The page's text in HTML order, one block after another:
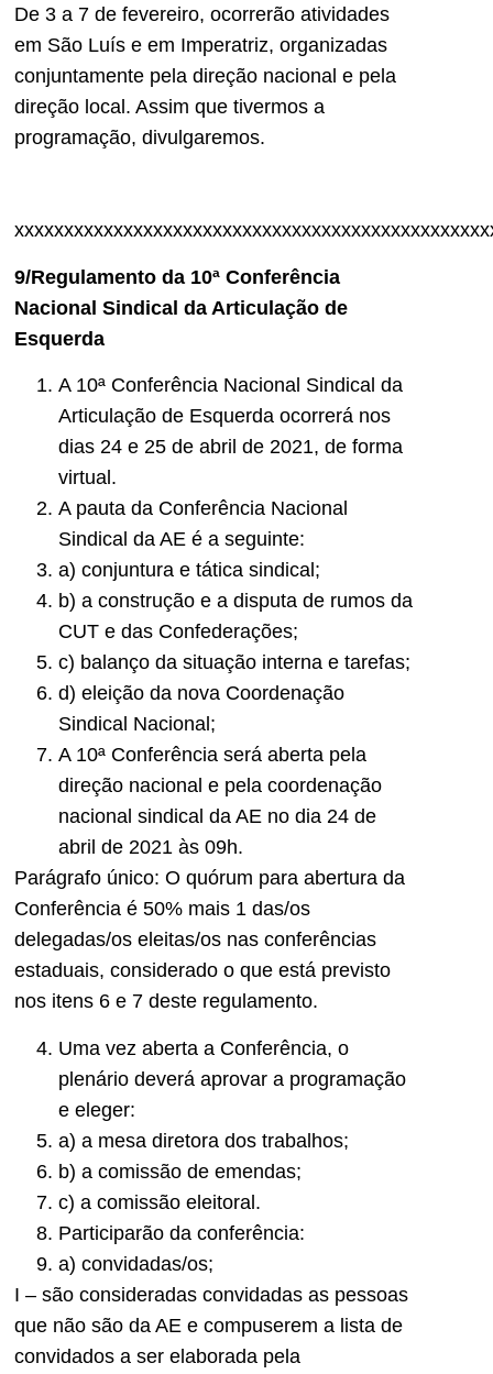
De 3 a 7 de fevereiro, ocorrerão atividades
em São Luís e em Imperatriz, organizadas
conjuntamente pela direção nacional e pela
direção local. Assim que tivermos a
programação, divulgaremos.
9/Regulamento da 10ª Conferência
Nacional Sindical da Articulação de
Esquerda
A 10ª Conferência Nacional Sindical da
Articulação de Esquerda ocorrerá nos
dias 24 e 25 de abril de 2021, de forma
virtual.
A pauta da Conferência Nacional
Sindical da AE é a seguinte:
a) conjuntura e tática sindical;
b) a construção e a disputa de rumos da
CUT e das Confederações;
c) balanço da situação interna e tarefas;
d) eleição da nova Coordenação
Sindical Nacional;
A 10ª Conferência será aberta pela
direção nacional e pela coordenação
nacional sindical da AE no dia 24 de
abril de 2021 às 09h.
Parágrafo único: O quórum para abertura da
Conferência é 50% mais 1 das/os
delegadas/os eleitas/os nas conferências
estaduais, considerado o que está previsto
nos itens 6 e 7 deste regulamento.
Uma vez aberta a Conferência, o
plenário deverá aprovar a programação
e eleger:
a) a mesa diretora dos trabalhos;
b) a comissão de emendas;
c) a comissão eleitoral.
Participarão da conferência:
a) convidadas/os;
I – são consideradas convidadas as pessoas
que não são da AE e compuserem a lista de
convidados a ser elaborada pela